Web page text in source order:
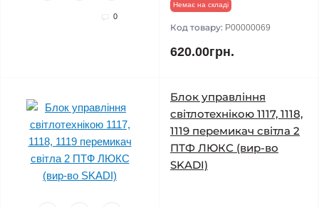
0
Немає на складі
Код товару: P00000069
620.00грн.
Блок управління
світлотехнікою 1117, 1118,
1119 перемикач світла 2
ПТФ ЛЮКС (вир-во
SKADI)